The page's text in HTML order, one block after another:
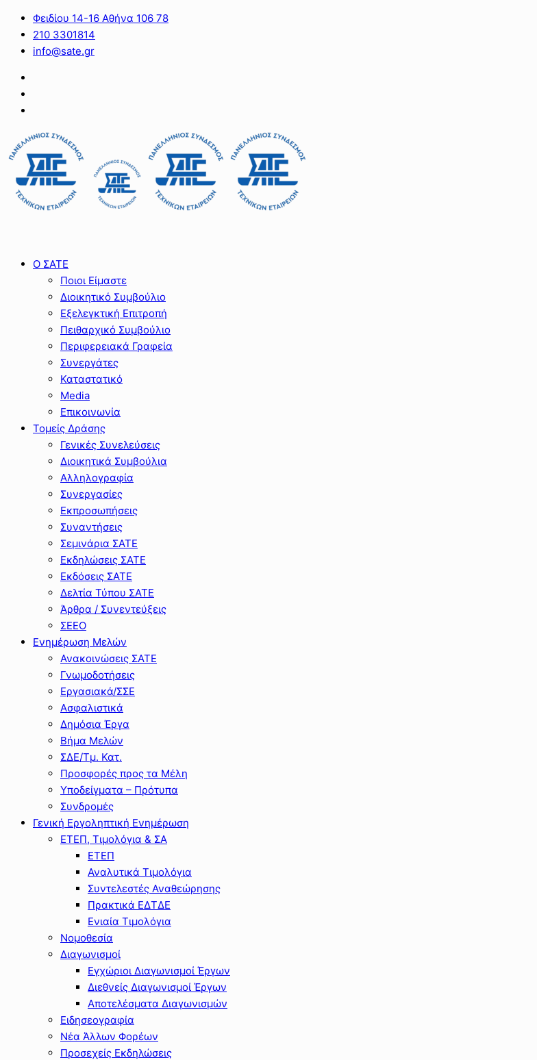
Φειδίου 14-16 Αθήνα 106 78
210 3301814
info@sate.gr
Ο ΣΑΤΕ
Ποιοι Είμαστε
Διοικητικό Συμβούλιο
Εξελεγκτική Επιτροπή
Πειθαρχικό Συμβούλιο
Περιφερειακά Γραφεία
Συνεργάτες
Καταστατικό
Media
Επικοινωνία
Τομείς Δράσης
Γενικές Συνελεύσεις
Διοικητικά Συμβούλια
Αλληλογραφία
Συνεργασίες
Εκπροσωπήσεις
Συναντήσεις
Σεμινάρια ΣΑΤΕ
Εκδηλώσεις ΣΑΤΕ
Εκδόσεις ΣΑΤΕ
Δελτία Τύπου ΣΑΤΕ
Άρθρα / Συνεντεύξεις
ΣΕΕΟ
Ενημέρωση Μελών
Ανακοινώσεις ΣΑΤΕ
Γνωμοδοτήσεις
Εργασιακά/ΣΣΕ
Ασφαλιστικά
Δημόσια Έργα
Βήμα Μελών
ΣΔΕ/Τμ. Κατ.
Προσφορές προς τα Μέλη
Υποδείγματα – Πρότυπα
Συνδρομές
Γενική Εργοληπτική Ενημέρωση
ΕΤΕΠ, Τιμολόγια & ΣΑ
ΕΤΕΠ
Αναλυτικά Τιμολόγια
Συντελεστές Αναθεώρησης
Πρακτικά ΕΔΤΔΕ
Ενιαία Τιμολόγια
Νομοθεσία
Διαγωνισμοί
Εγχώριοι Διαγωνισμοί Έργων
Διεθνείς Διαγωνισμοί Έργων
Αποτελέσματα Διαγωνισμών
Ειδησεογραφία
Νέα Άλλων Φορέων
Προσεχείς Εκδηλώσεις